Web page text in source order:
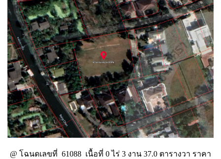
@ โฉนดเลขที่ 61088 เนื้อที่ 0 ไร่ 3 งาน 37.0 ตารางวา ราคา